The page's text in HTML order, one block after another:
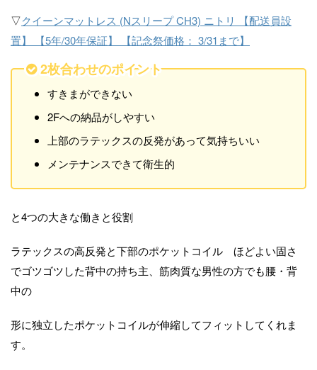
▽クイーンマットレス (Nスリープ CH3) ニトリ 【配送員設
置】 【5年/30年保証】 【記念祭価格： 3/31まで】
2枚合わせのポイント
すきまができない
2Fへの納品がしやすい
上部のラテックスの反発があって気持ちいい
メンテナンスできて衛生的
と4つの大きな働きと役割
ラテックスの高反発と下部のポケットコイル ほどよい固さ
でゴツゴツした背中の持ち主、筋肉質な男性の方でも腰・背
中の
形に独立したポケットコイルが伸縮してフィットしてくれま
す。